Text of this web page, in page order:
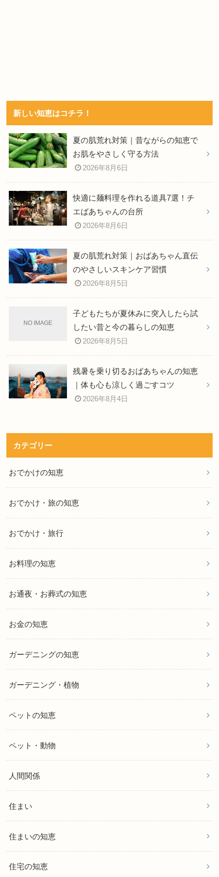
新しい知恵はコチラ！
夏の肌荒れ対策｜昔ながらの知恵で
お肌をやさしく守る方法
2026年8月6日
快適に麺料理を作れる道具7選！チ
エばあちゃんの台所
2026年8月6日
夏の肌荒れ対策｜おばあちゃん直伝
のやさしいスキンケア習慣
2026年8月5日
子どもたちが夏休みに突入したら試
したい昔と今の暮らしの知恵
2026年8月5日
残暑を乗り切るおばあちゃんの知恵
｜体も心も涼しく過ごすコツ
2026年8月4日
カテゴリー
おでかけの知恵
おでかけ・旅の知恵
おでかけ・旅行
お料理の知恵
お通夜・お葬式の知恵
お金の知恵
ガーデニングの知恵
ガーデニング・植物
ペットの知恵
ペット・動物
人間関係
住まい
住まいの知恵
住宅の知恵